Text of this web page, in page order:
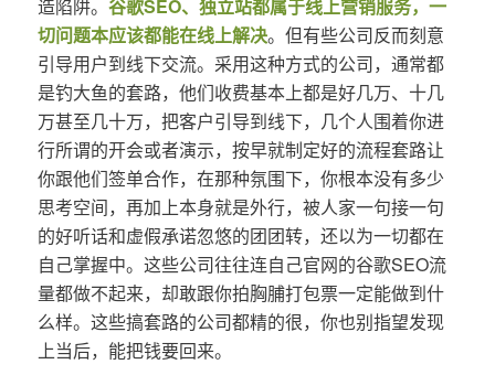
造陷阱。 谷歌SEO、独立站都属于线上营销服务，一
切问题本应该都能在线上解决。但有些公司反而刻意
引导用户到线下交流。采用这种方式的公司，通常都
是钓大鱼的套路，他们收费基本上都是好几万、十几
万甚至几十万，把客户引导到线下，几个人围着你进
行所谓的开会或者演示，按早就制定好的流程套路让
你跟他们签单合作，在那种氛围下，你根本没有多少
思考空间，再加上本身就是外行，被人家一句接一句
的好听话和虚假承诺忽悠的团团转，还以为一切都在
自己掌握中。这些公司往往连自己官网的谷歌SEO流
量都做不起来，却敢跟你拍胸脯打包票一定能做到什
么样。这些搞套路的公司都精的很，你也别指望发现
上当后，能把钱要回来。